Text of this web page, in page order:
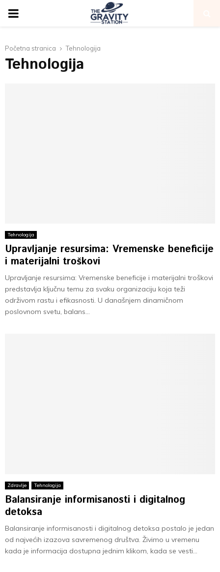
PRIMARY
Početna stranica Tehnologija
Tehnologija
Tehnologija
Upravljanje resursima: Vremenske beneficije
i materijalni troškovi
Upravljanje resursima: Vremenske beneficije i materijalni troškovi
predstavlja ključnu temu za svaku organizaciju koja teži
održivom rastu i efikasnosti. U današnjem dinamičnom
poslovnom svetu, balans...
Zdravlje Tehnologija
Balansiranje informisanosti i digitalnog
detoksa
Balansiranje informisanosti i digitalnog detoksa postalo je jedan
od najvećih izazova savremenog društva. Živimo u vremenu
kada je informacija dostupna jednim klikom, kada se vesti...